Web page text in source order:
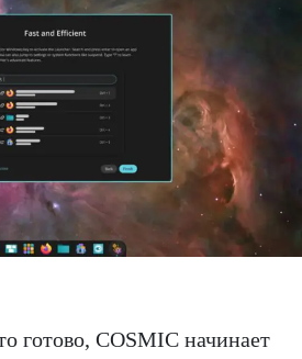
готово, COSMIC начинает